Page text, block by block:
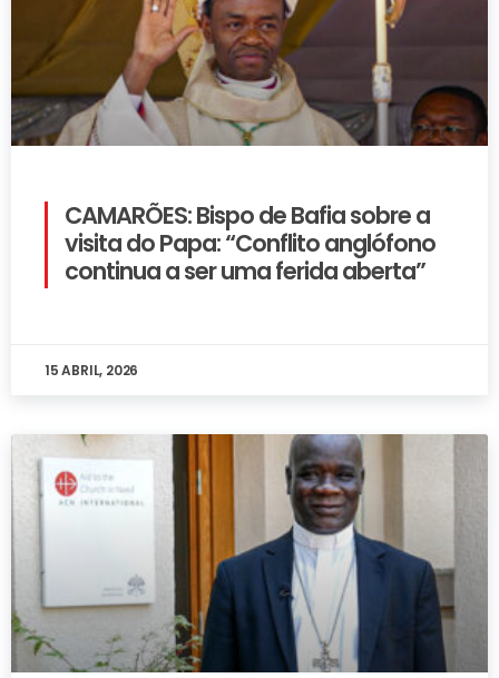
CAMARÕES: Bispo de Bafia sobre a
visita do Papa: “Conflito anglófono
continua a ser uma ferida aberta”
15 ABRIL, 2026